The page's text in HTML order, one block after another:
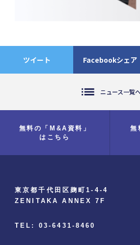
ツイート Facebookシェア
list ニュース一覧
無料の「M&A資料」
はこちら
無
東京都千代田区麹町1-4-4
ZENITAKA ANNEX 7F
TEL: 03-6431-8460